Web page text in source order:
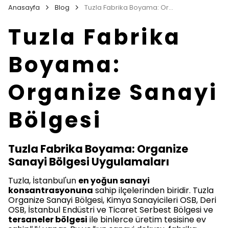
Anasayfa Blog Tuzla Fabrika Boyama: Organize Sanayi Bölgesi
Tuzla Fabrika
Boyama:
Organize Sanayi
Bölgesi
Tuzla Fabrika Boyama: Organize
Sanayi Bölgesi Uygulamaları
Tuzla, İstanbul'un en yoğun sanayi
konsantrasyonuna sahip ilçelerinden biridir. Tuzla
Organize Sanayi Bölgesi, Kimya Sanayicileri OSB, Deri
OSB, İstanbul Endüstri ve Ticaret Serbest Bölgesi ve
tersaneler bölgesi ile binlerce üretim tesisine ev